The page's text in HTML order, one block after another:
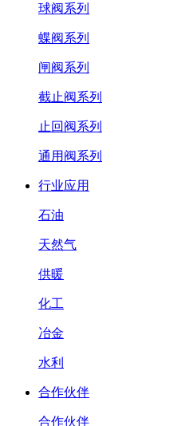
球阀系列
蝶阀系列
闸阀系列
截止阀系列
止回阀系列
通用阀系列
行业应用
石油
天然气
供暖
化工
冶金
水利
合作伙伴
合作伙伴